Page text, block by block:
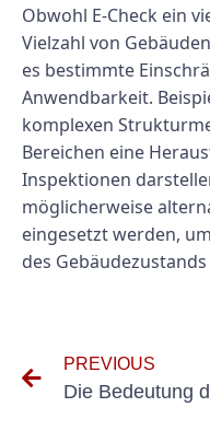
Obwohl E-Check ein
Vielzahl von
es bestimmte
Anwendbarkeit.
komplexen
Bereichen eine
Inspektionen
möglicherweise
eingesetzt werden,
des
PREVIOUS